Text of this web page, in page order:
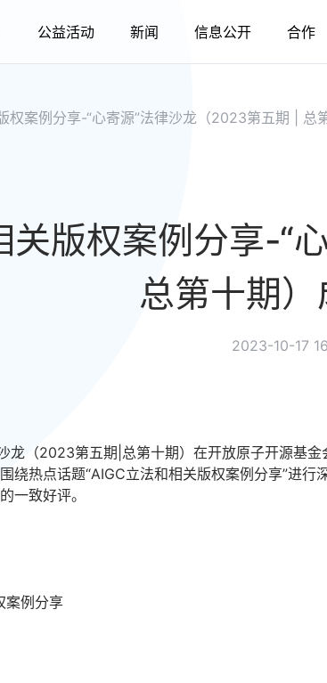
公益活动 新闻 信息公开 合作
权案例分享-“心寄源”法律沙龙（2023第五期 | 总
版权案例分享-“
总第十期
2023-10-17
龙（2023第五期|总第十期）在开放原子开源基
绕热点话题“AIGC立法和相关版权案例分享”进
一致好评。
案例分享